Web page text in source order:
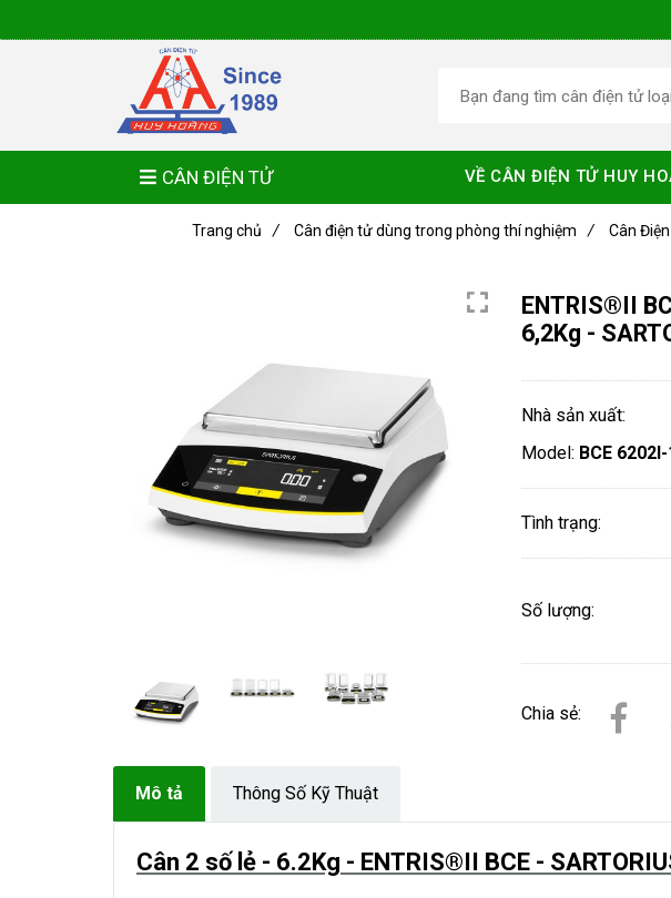
ENTRIS®II
6,2Kg -
Nhà sản xuất:
Model: BCE
Tình trạng:
Số lượng:
Chia sẻ:
Mô tả Thông Số Kỹ Thuật
Cân 2 số lẻ - 6.2Kg - ENTRIS®II BCE -
Trang chủ / Cân điện tử dùng trong phòng thí nghiệm / Cân
CÂN ĐIỆN TỬ VỀ CÂN ĐIỆN TỬ HUY